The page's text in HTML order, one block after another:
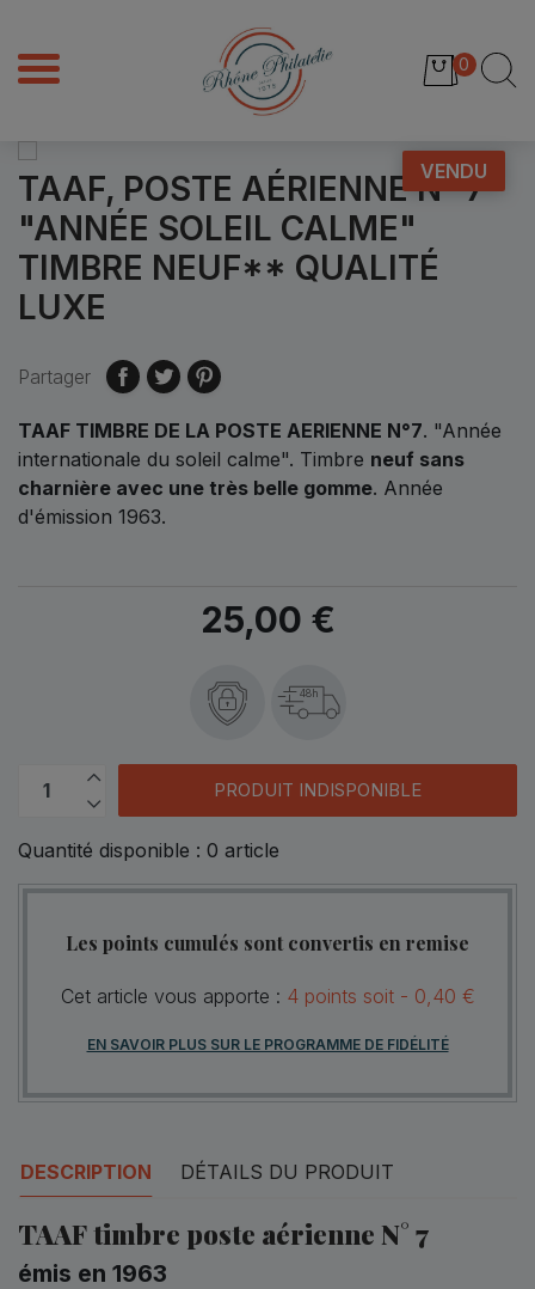
0
VENDU
TAAF, POSTE AÉRIENNE N° 7
"ANNÉE SOLEIL CALME"
TIMBRE NEUF** QUALITÉ
LUXE
Partager
TAAF TIMBRE DE LA POSTE AERIENNE N°7. "Année
internationale du soleil calme". Timbre neuf sans
charnière avec une très belle gomme. Année
d'émission 1963.
25,00 €
48h
PRODUIT INDISPONIBLE
Quantité disponible : 0 article
Les points cumulés sont convertis en remise
Cet article vous apporte : 4 points soit - 0,40 €
EN SAVOIR PLUS SUR LE PROGRAMME DE FIDÉLITÉ
DESCRIPTION DÉTAILS DU PRODUIT
TAAF timbre poste aérienne N° 7
émis en 1963